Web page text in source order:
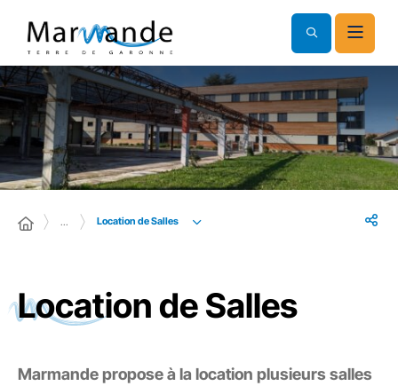
… Location de Salles
Location de Salles
Marmande propose à la location plusieurs salles